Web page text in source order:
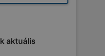
aktuális